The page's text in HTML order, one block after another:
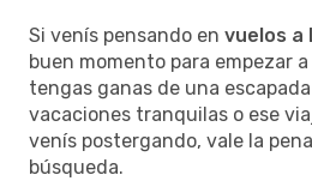
Si venís pensando en vuelos a
buen momento para empezar a
tengas ganas de una
vacaciones tranquilas o ese
venís postergando, vale la
búsqueda.